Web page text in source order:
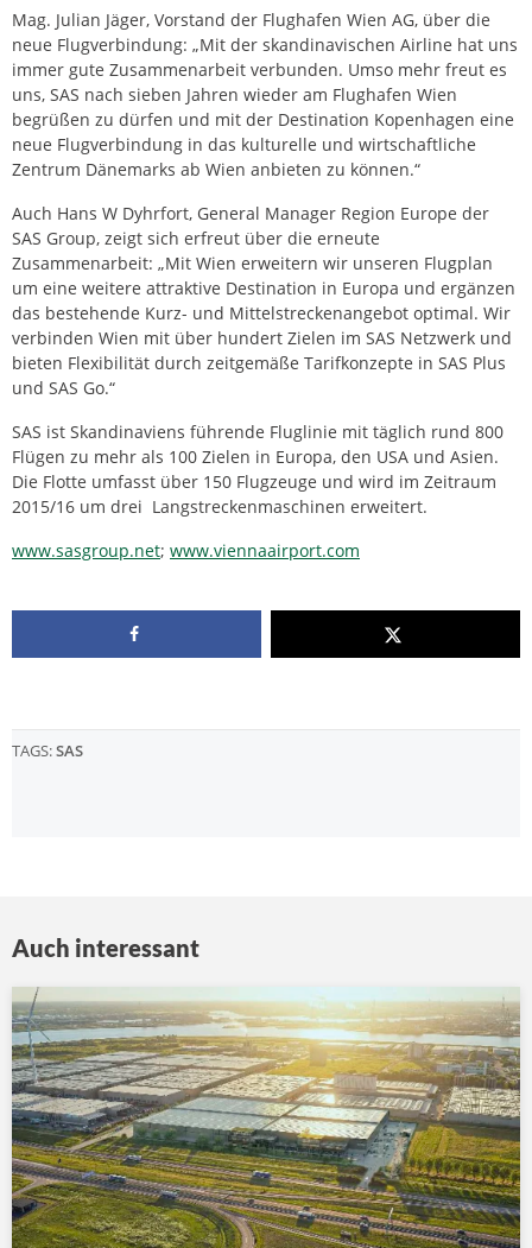
Mag. Julian Jäger, Vorstand der Flughafen Wien AG, über die
neue Flugverbindung: „Mit der skandinavischen Airline hat uns
immer gute Zusammenarbeit verbunden. Umso mehr freut es
uns, SAS nach sieben Jahren wieder am Flughafen Wien
begrüßen zu dürfen und mit der Destination Kopenhagen eine
neue Flugverbindung in das kulturelle und wirtschaftliche
Zentrum Dänemarks ab Wien anbieten zu können.“
Auch Hans W Dyhrfort, General Manager Region Europe der
SAS Group, zeigt sich erfreut über die erneute
Zusammenarbeit: „Mit Wien erweitern wir unseren Flugplan
um eine weitere attraktive Destination in Europa und ergänzen
das bestehende Kurz- und Mittelstreckenangebot optimal. Wir
verbinden Wien mit über hundert Zielen im SAS Netzwerk und
bieten Flexibilität durch zeitgemäße Tarifkonzepte in SAS Plus
und SAS Go.“
SAS ist Skandinaviens führende Fluglinie mit täglich rund 800
Flügen zu mehr als 100 Zielen in Europa, den USA und Asien.
Die Flotte umfasst über 150 Flugzeuge und wird im Zeitraum
2015/16 um drei Langstreckenmaschinen erweitert.
www.sasgroup.net; www.viennaairport.com
TAGS:SAS
Auch interessant